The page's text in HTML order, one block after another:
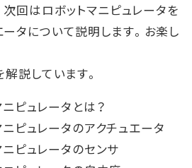
回はロボットマニピュレータを
タについて説明します。お楽し
説しています。
ピュレータとは？
ピュレータのアクチュエータ
ピュレータのセンサ